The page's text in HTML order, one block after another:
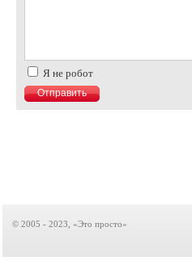
Я не робот
© 2005 - 2023, «Это просто»